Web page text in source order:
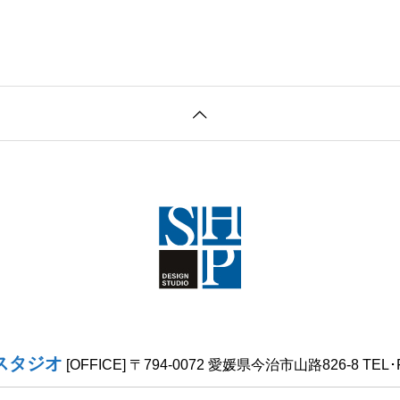
タジオ [OFFICE] 〒794-0072 愛媛県今治市山路826-8 TEL